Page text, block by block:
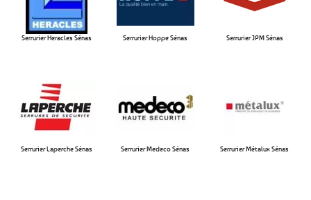
Serrurier Heracles Sénas​ Serrurier Hoppe Sénas​ Serrurier JPM Sénas​
Serrurier Laperche Sénas​ Serrurier Medeco Sénas​ Serrurier Métalux Sénas​